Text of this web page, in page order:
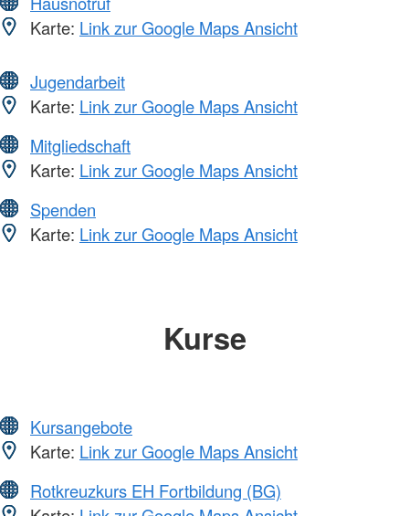
Karte: Link zur Google Maps Ansicht
Jugendarbeit
Karte: Link zur Google Maps Ansicht
Mitgliedschaft
Karte: Link zur Google Maps Ansicht
Spenden
Karte: Link zur Google Maps Ansicht
Kurse
Kursangebote
Karte: Link zur Google Maps Ansicht
Rotkreuzkurs EH Fortbildung (BG)